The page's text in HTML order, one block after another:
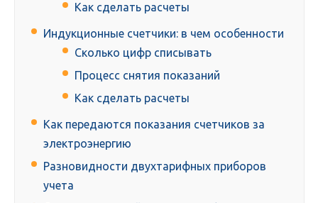
Как сделать расчеты
Индукционные счетчики: в чем особенности
Сколько цифр списывать
Процесс снятия показаний
Как сделать расчеты
Как передаются показания счетчиков за
электроэнергию
Разновидности двухтарифных приборов
учета